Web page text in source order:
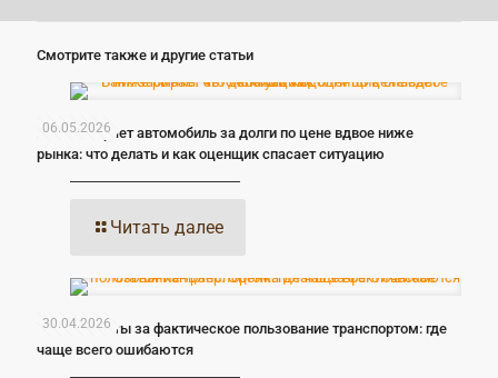
Смотрите также и другие статьи
06.05.2026
Банк забирает автомобиль за долги по цене вдвое ниже
рынка: что делать и как оценщик спасает ситуацию
Читать далее
30.04.2026
Оценка платы за фактическое пользование транспортом: где
чаще всего ошибаются